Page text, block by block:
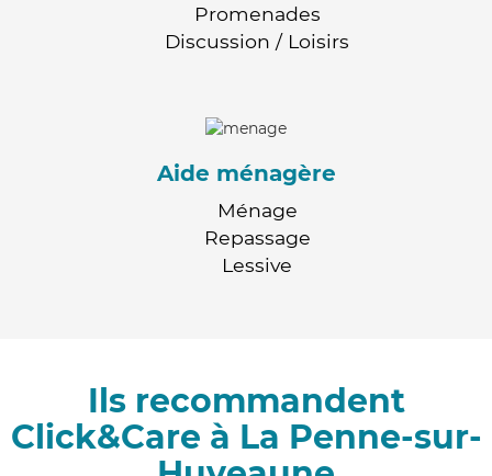
Promenades
Discussion / Loisirs
Aide ménagère
Ménage
Repassage
Lessive
Ils recommandent
Click&Care à La Penne-sur-